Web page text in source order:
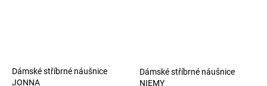
Dámské stříbrné náušnice
JONNA
Dámské stříbrné náušnice
NIEMY